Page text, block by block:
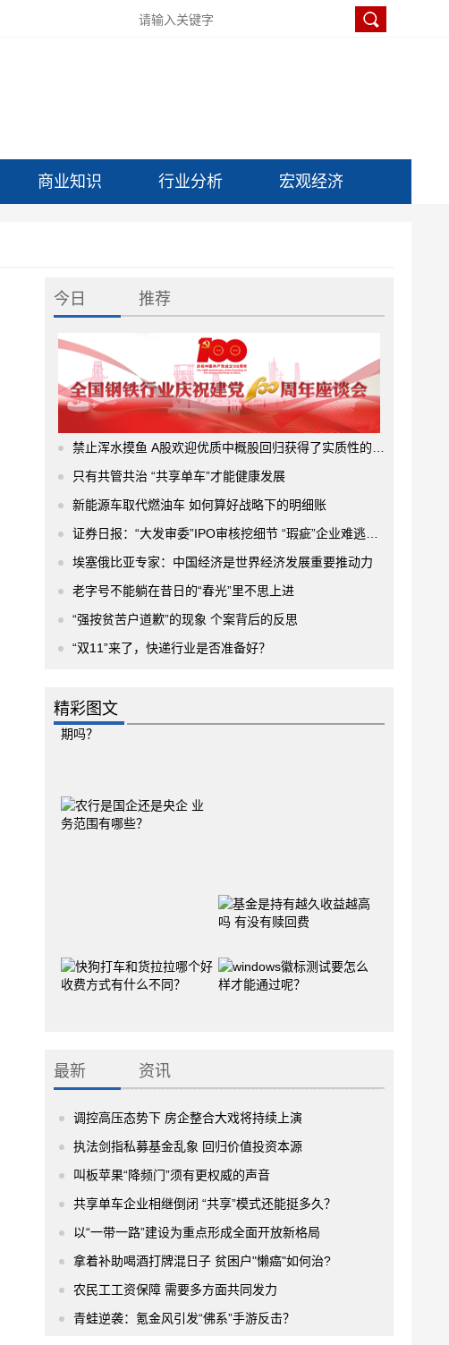
商业知识 行业分析 宏观经济
今日 推荐
禁止浑水摸鱼 A股欢迎优质中概股回归获得了实质性的进展
只有共管共治 “共享单车”才能健康发展
新能源车取代燃油车 如何算好战略下的明细账
证券日报：“大发审委”IPO审核挖细节 “瑕疵”企业难逃法眼
埃塞俄比亚专家：中国经济是世界经济发展重要推动力
老字号不能躺在昔日的“春光”里不思上进
“强按贫苦户道歉”的现象 个案背后的反思
“双11”来了，快递行业是否准备好？
精彩图文
最新 资讯
调控高压态势下 房企整合大戏将持续上演
执法剑指私募基金乱象 回归价值投资本源
叫板苹果“降频门”须有更权威的声音
共享单车企业相继倒闭 “共享”模式还能挺多久？
以“一带一路”建设为重点形成全面开放新格局
拿着补助喝酒打牌混日子 贫困户"懒癌"如何治?
农民工工资保障 需要多方面共同发力
青蛙逆袭：氪金风引发“佛系”手游反击？